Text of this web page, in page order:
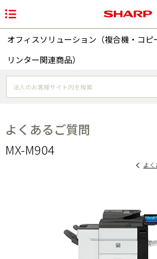
オフィスソリューション（複合機・コピ
リンター関連商品）
よくあるご質問
MX-M904
よ